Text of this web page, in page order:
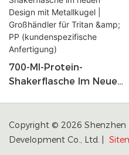
700-Ml-Protein-
Shakerflasche Im Neuen
& PP (kundenspezifische
Anfertigung)
Copyright © 2026 Shenzhen
Development Co., Ltd. |